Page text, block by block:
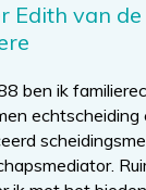
Edith van
ben ik